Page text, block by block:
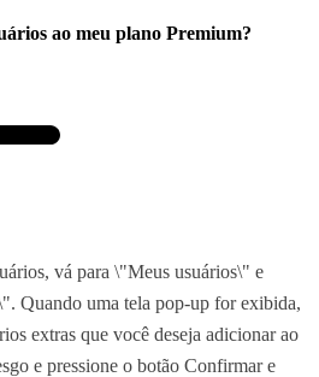
ao meu plano Premium?
vá para \"Meus usuários\" e
Quando uma tela pop-up for exibida,
extras que você deseja adicionar ao
e pressione o botão Confirmar e